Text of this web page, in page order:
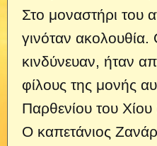
Στο μοναστήρι του
γινόταν ακολουθία.
κινδύνευαν, ήταν
φίλους της μονής
Παρθενίου του
Ο καπετάνιος